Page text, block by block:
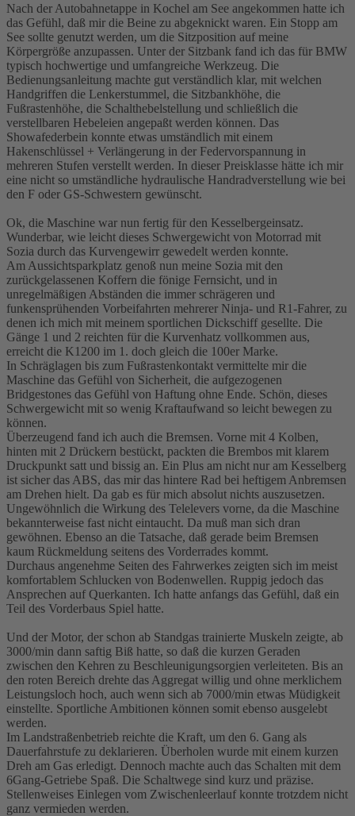
Nach der Autobahnetappe in Kochel am See angekommen hatte ich
das Gefühl, daß mir die Beine zu abgeknickt waren. Ein Stopp am
See sollte genutzt werden, um die Sitzposition auf meine
Körpergröße anzupassen. Unter der Sitzbank fand ich das für BMW
typisch hochwertige und umfangreiche Werkzeug. Die
Bedienungsanleitung machte gut verständlich klar, mit welchen
Handgriffen die Lenkerstummel, die Sitzbankhöhe, die
Fußrastenhöhe, die Schalthebelstellung und schließlich die
verstellbaren Hebeleien angepaßt werden können. Das
Showafederbein konnte etwas umständlich mit einem
Hakenschlüssel + Verlängerung in der Federvorspannung in
mehreren Stufen verstellt werden. In dieser Preisklasse hätte ich mir
eine nicht so umständliche hydraulische Handradverstellung wie bei
den F oder GS-Schwestern gewünscht.
Ok, die Maschine war nun fertig für den Kesselbergeinsatz.
Wunderbar, wie leicht dieses Schwergewicht von Motorrad mit
Sozia durch das Kurvengewirr gewedelt werden konnte.
Am Aussichtsparkplatz genoß nun meine Sozia mit den
zurückgelassenen Koffern die fönige Fernsicht, und in
unregelmäßigen Abständen die immer schrägeren und
funkensprühenden Vorbeifahrten mehrerer Ninja- und R1-Fahrer, zu
denen ich mich mit meinem sportlichen Dickschiff gesellte. Die
Gänge 1 und 2 reichten für die Kurvenhatz vollkommen aus,
erreicht die K1200 im 1. doch gleich die 100er Marke.
In Schräglagen bis zum Fußrastenkontakt vermittelte mir die
Maschine das Gefühl von Sicherheit, die aufgezogenen
Bridgestones das Gefühl von Haftung ohne Ende. Schön, dieses
Schwergewicht mit so wenig Kraftaufwand so leicht bewegen zu
können.
Überzeugend fand ich auch die Bremsen. Vorne mit 4 Kolben,
hinten mit 2 Drückern bestückt, packten die Brembos mit klarem
Druckpunkt satt und bissig an. Ein Plus am nicht nur am Kesselberg
ist sicher das ABS, das mir das hintere Rad bei heftigem Anbremsen
am Drehen hielt. Da gab es für mich absolut nichts auszusetzen.
Ungewöhnlich die Wirkung des Telelevers vorne, da die Maschine
bekannterweise fast nicht eintaucht. Da muß man sich dran
gewöhnen. Ebenso an die Tatsache, daß gerade beim Bremsen
kaum Rückmeldung seitens des Vorderrades kommt.
Durchaus angenehme Seiten des Fahrwerkes zeigten sich im meist
komfortablem Schlucken von Bodenwellen. Ruppig jedoch das
Ansprechen auf Querkanten. Ich hatte anfangs das Gefühl, daß ein
Teil des Vorderbaus Spiel hatte.
Und der Motor, der schon ab Standgas trainierte Muskeln zeigte, ab
3000/min dann saftig Biß hatte, so daß die kurzen Geraden
zwischen den Kehren zu Beschleunigungsorgien verleiteten. Bis an
den roten Bereich drehte das Aggregat willig und ohne merklichem
Leistungsloch hoch, auch wenn sich ab 7000/min etwas Müdigkeit
einstellte. Sportliche Ambitionen können somit ebenso ausgelebt
werden.
Im Landstraßenbetrieb reichte die Kraft, um den 6. Gang als
Dauerfahrstufe zu deklarieren. Überholen wurde mit einem kurzen
Dreh am Gas erledigt. Dennoch machte auch das Schalten mit dem
6Gang-Getriebe Spaß. Die Schaltwege sind kurz und präzise.
Stellenweises Einlegen vom Zwischenleerlauf konnte trotzdem nicht
ganz vermieden werden.